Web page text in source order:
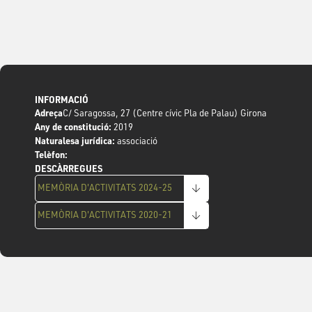
INFORMACIÓ
AdreçaC/ Saragossa, 27 (Centre cívic Pla de Palau) Girona
Any de constitució: 2019
Naturalesa jurídica: associació
Telèfon:
DESCÀRREGUES
MEMÒRIA D'ACTIVITATS 2024-25
MEMÒRIA D'ACTIVITATS 2020-21